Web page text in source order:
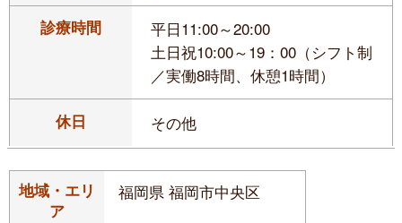
診療時間
平日11:00～20:00
土日祝10:00～19：00（シフト制
／実働8時間、休憩1時間）
休日 その他
地域・エリ
ア
福岡県 福岡市中央区